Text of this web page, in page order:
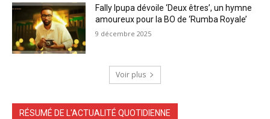
Fally Ipupa dévoile ‘Deux êtres’, un hymne
amoureux pour la BO de ‘Rumba Royale’
9 décembre 2025
Voir plus
RÉSUMÉ DE L'ACTUALITÉ QUOTIDIENNE